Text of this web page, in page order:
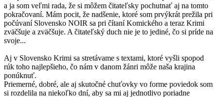
a ja som veľmi rada, že si môžem čitateľsky pochutnať aj na tomto
pokračovaní. Mám pocit, že nadšenie, ktoré som prvýkrát prežila pri
počúvaní Slovensko NOIR sa pri čítaní Komického a teraz Krimi
zväčšuje a zväčšuje. A čitateľský duch nie je to jediné, čo si príde na
svoje...
Aj v Slovensko Krimi sa stretávame s textami, ktoré vyšli spopod
rúk toho najlepšieho, čo nám v danom žánri môže naša krajina
ponúknuť.
Priemerné, dobré, ale aj skutočné chuťovky vo forme poviedok som
si rozdelila na niekoľko dní, aby sa mi aj jednotlivo poriadne